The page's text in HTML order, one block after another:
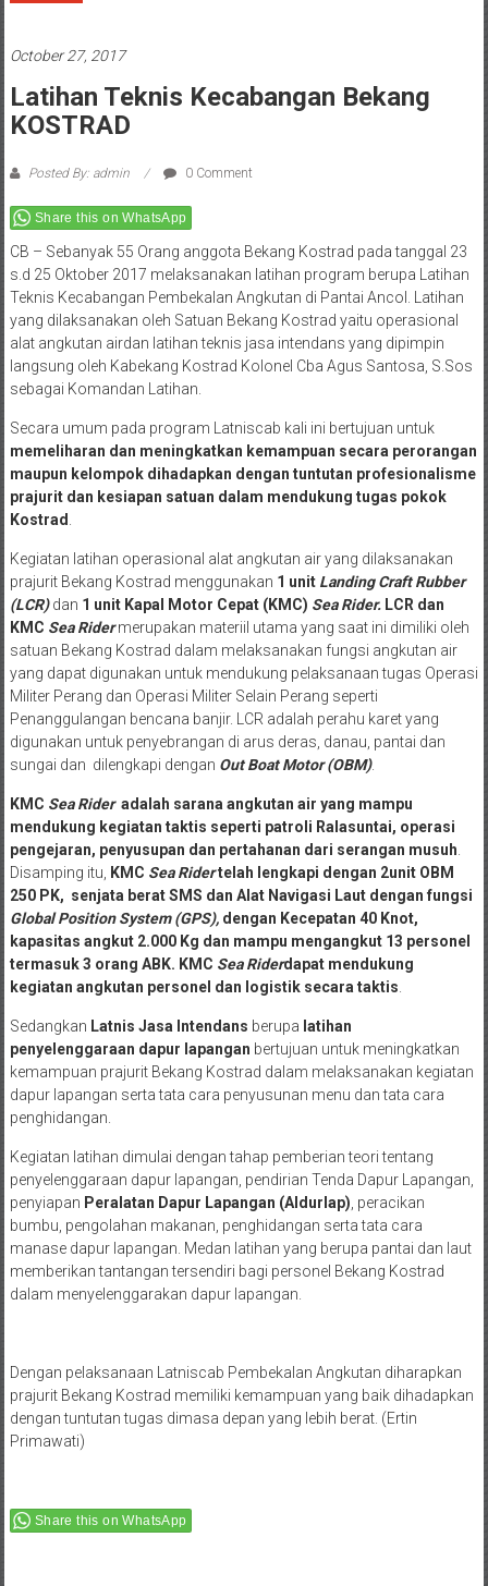
Latihan Teknis Kecabangan Bekang
KOSTRAD
Posted By: admin
Share this on WhatsApp
CB – Sebanyak 55 Orang anggota Bekang Kostrad pada tanggal 23
s.d 25 Oktober 2017 melaksanakan latihan program berupa Latihan
Teknis Kecabangan Pembekalan Angkutan di Pantai Ancol. Latihan
yang dilaksanakan oleh Satuan Bekang Kostrad yaitu operasional
alat angkutan airdan latihan teknis jasa intendans yang dipimpin
langsung oleh Kabekang Kostrad Kolonel Cba Agus Santosa, S.Sos
sebagai Komandan Latihan.
Secara umum pada program Latniscab kali ini bertujuan untuk
maupun kelompok dihadapkan dengan tuntutan profesionalisme
prajurit dan kesiapan satuan dalam mendukung tugas pokok
Kostrad
Kegiatan latihan operasional alat angkutan air yang dilaksanakan
(LCR)dan1 unit Kapal Motor Cepat (KMC)Sea Rider.LCR dan
KMCSea Rider merupakan materiil utama yang saat ini dimiliki oleh
satuan Bekang Kostrad dalam melaksanakan fungsi angkutan air
yang dapat digunakan untuk mendukung pelaksanaan tugas Operasi
Militer Perang dan Operasi Militer Selain Perang seperti
Penanggulangan bencana banjir. LCR adalah perahu karet yang
digunakan untuk penyebrangan di arus deras, danau, pantai dan
sungai dan dilengkapi denganOut Boat Motor (OBM).
KMCSea Rideradalah sarana angkutan air yang mampu
pengejaran, penyusupan dan pertahanan dari serangan musuh
Disamping itu,KMCSea Ridertelah lengkapi dengan 2unit OBM
250 PK, senjata berat SMS dan Alat Navigasi Laut dengan fungsi
Global Position System (GPS),dengan Kecepatan 40 Knot,
kapasitas angkut 2.000 Kg dan mampu mengangkut 13 personel
termasuk 3 orang ABK. KMCSea Rider dapat mendukung
kegiatan angkutan personel dan logistik secara taktis.
SedangkanLatnis Jasa Intendansberupalatihan
kemampuan prajurit Bekang Kostrad dalam melaksanakan kegiatan
dapur lapangan serta tata cara penyusunan menu dan tata cara
penghidangan.
Kegiatan latihan dimulai dengan tahap pemberian teori tentang
penyiapanPeralatan Dapur Lapangan (Aldurlap), peracikan
bumbu, pengolahan makanan, penghidangan serta tata cara
manase dapur lapangan. Medan latihan yang berupa pantai dan laut
memberikan tantangan tersendiri bagi personel Bekang Kostrad
dalam menyelenggarakan dapur lapangan.
dengan tuntutan tugas dimasa depan yang lebih berat. (Ertin
Primawati)